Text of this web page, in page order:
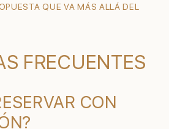
QUE VA MÁS ALLÁ DEL
FRECUENTES
CON